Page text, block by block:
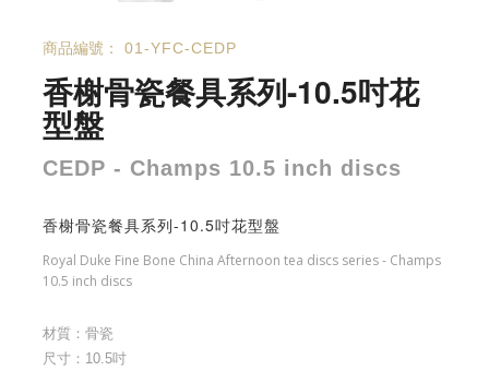
商品編號： 01-YFC-CEDP
香榭骨瓷餐具系列-10.5吋花
型盤
CEDP - Champs 10.5 inch discs
香榭骨瓷餐具系列-10.5吋花型盤
Royal Duke Fine Bone China Afternoon tea discs series - Champs
10.5 inch discs
材質：骨瓷
尺寸：10.5吋